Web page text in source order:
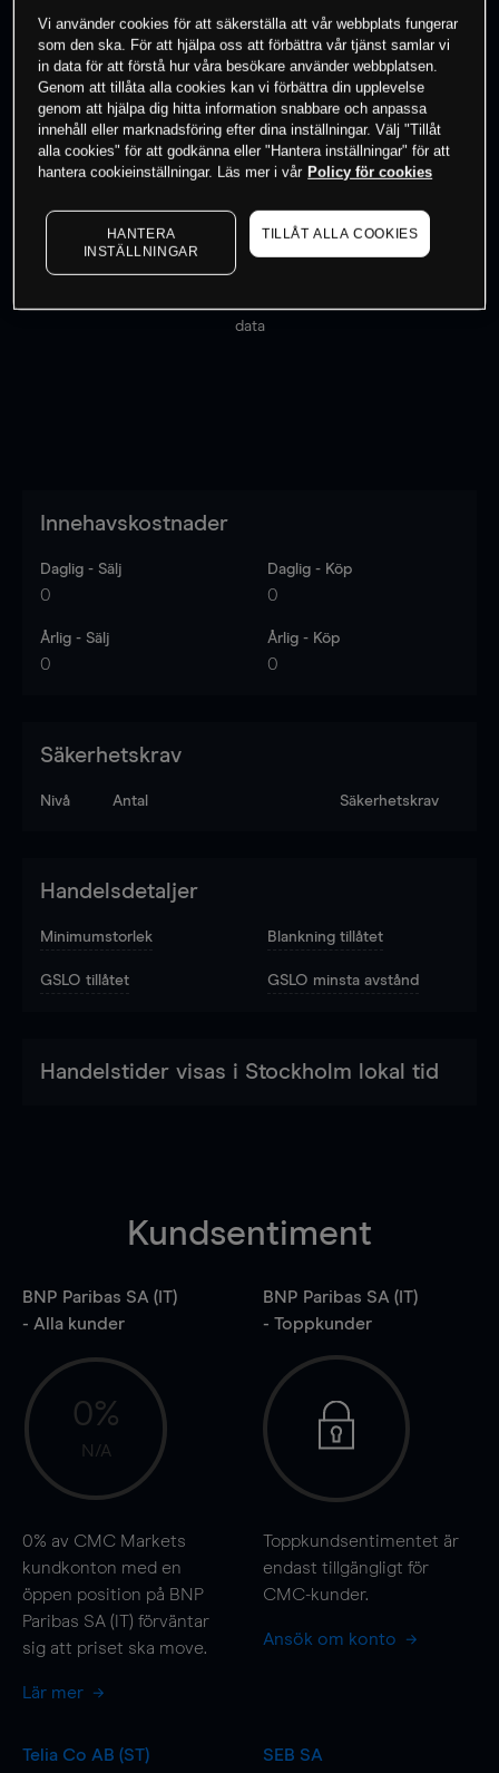
0% av kunderna har enposition i detta
instrument
Börja handla
Priserna är endast vägledande.
data
Innehavskostnader
Daglig - Sälj
0
Daglig - Köp
0
Årlig - Sälj
0
Årlig - Köp
0
Säkerhetskrav
Nivå Antal Säkerhetskrav
Handelsdetaljer
Minimumstorlek Blankning tillåtet
GSLO tillåtet GSLO minsta avstånd
Handelstider visas i Stockholm lokal tid
Kundsentiment
BNP Paribas SA (IT)
- Alla kunder
0%
N/A
0% av CMC Markets
kundkonton med en
öppen position på BNP
Paribas SA (IT) förväntar
sig att priset ska move.
Lär mer
BNP Paribas SA (IT)
- Toppkunder
Toppkundsentimentet är
endast tillgängligt för
CMC-kunder.
Ansök om konto
Telia Co AB (ST)
SEB SA
Vi använder cookies för att säkerställa att vår webbplats fungerar
som den ska. För att hjälpa oss att förbättra vår tjänst samlar vi
in data för att förstå hur våra besökare använder webbplatsen.
Genom att tillåta alla cookies kan vi förbättra din upplevelse
genom att hjälpa dig hitta information snabbare och anpassa
innehåll eller marknadsföring efter dina inställningar. Välj "Tillåt
alla cookies" för att godkänna eller "Hantera inställningar" för att
hantera cookieinställningar. Läs mer i vår Policy för cookies
HANTERA
INSTÄLLNINGAR
TILLÅT ALLA COOKIES